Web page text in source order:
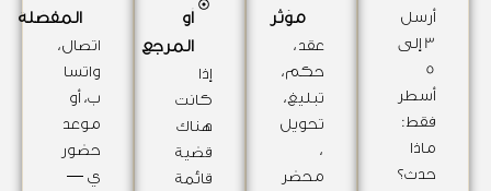
أرسل
3 إلى
5
أسطر
فقط:
ماذا
حدث؟
مؤثر
عقد،
حكم،
تبليغ،
تحويل
،
محضر
أو
المرجع
إذا
كانت
هناك
قضية
قائمة
المفضلة
اتصال،
واتسا
ب، أو
موعد
حضور
ي —